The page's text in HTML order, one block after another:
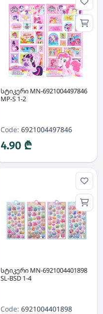
სტიკერი MN-6921004497846
MP-S 1-2
Code: 6921004497846
4.90 ₾
სტიკერი MN-6921004401898
SL-BSD 1-4
Code: 6921004401898